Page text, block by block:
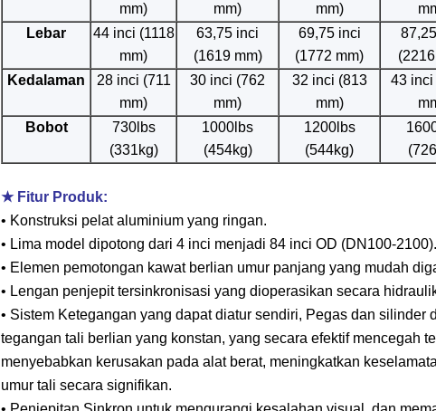
mm)
mm)
mm)
Lebar
44 inci (1118
mm)
63,75 inci
(1619 mm)
69,75 inci
(1772 mm)
Kedalaman
28 inci (711
mm)
30 inci (762
mm)
32 inci (813
mm)
43 inci
Bobot
730lbs
(331kg)
1000lbs
(454kg)
1200lbs
(544kg)
★ Fitur Produk:
• Konstruksi pelat aluminium yang ringan.
• Lima model dipotong dari 4 inci menjadi 84 inci OD (DN100-2100).
• Elemen pemotongan kawat berlian umur panjang yang mudah
• Lengan penjepit tersinkronisasi yang dioperasikan secara
• Sistem Ketegangan yang dapat diatur sendiri, Pegas dan silinder
tegangan tali berlian yang konstan, yang secara efektif mencegah
menyebabkan kerusakan pada alat berat, meningkatkan
umur tali secara signifikan.